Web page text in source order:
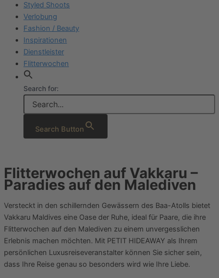
Styled Shoots
Verlobung
Fashion / Beauty
Inspirationen
Dienstleister
Flitterwochen
Search for:
Search Button
Flitterwochen auf Vakkaru –
Paradies auf den Malediven
Versteckt in den schillernden Gewässern des Baa-Atolls bietet
Vakkaru Maldives eine Oase der Ruhe, ideal für Paare, die ihre
Flitterwochen auf den Malediven zu einem unvergesslichen
Erlebnis machen möchten. Mit PETIT HIDEAWAY als Ihrem
persönlichen Luxusreiseveranstalter können Sie sicher sein,
dass Ihre Reise genau so besonders wird wie Ihre Liebe.